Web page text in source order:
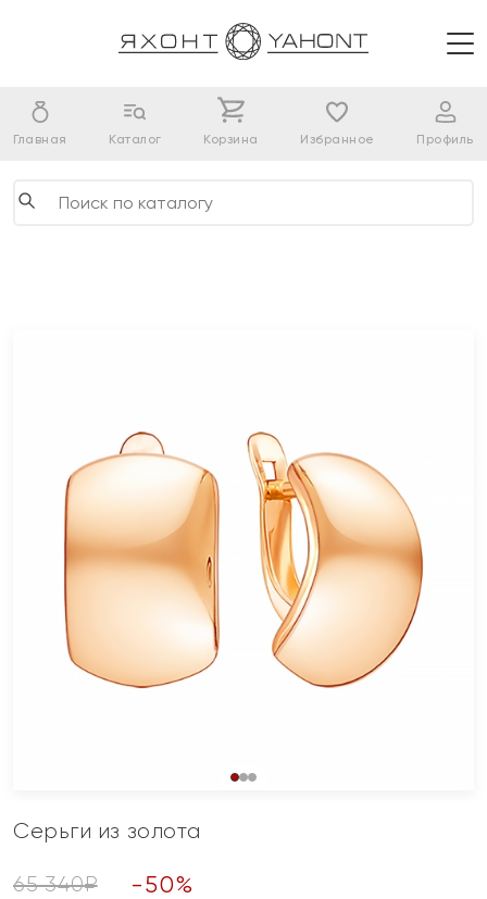
Главная Каталог Корзина Избранное Профиль
Серьги из золота
65 340₽ -50%